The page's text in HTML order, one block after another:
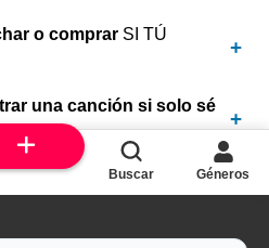
o comprar SI TÚ
una canción si solo sé
Buscar Géneros